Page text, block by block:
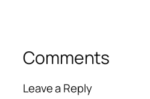
Comments
Leave a Reply